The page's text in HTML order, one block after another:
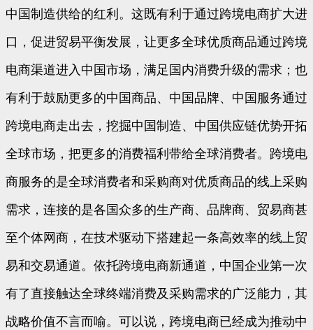
中国制造供给的红利。这既有利于通过跨境电商扩大进
口，促进贸易平衡发展，让更多全球优质商品通过跨境
电商渠道进入中国市场，满足国内消费升级的需求；也
有利于鼓励更多的中国商品、中国品牌、中国服务通过
跨境电商走出去，挖掘中国制造、中国供应链优势开拓
全球市场，把更多的消费福利带给全球消费者。跨境电
商服务的是全球消费者和采购商对优质商品的线上采购
需求，连接的是各国众多的生产商、品牌商、贸易商甚
至个体网商，在技术驱动下搭建起一条高效率的线上贸
易和交易通道。依托跨境电商新通道，中国企业第一次
有了直接触达全球终端消费及采购需求的广泛能力，其
战略价值不言而喻。可以说，跨境电商已经成为推动中